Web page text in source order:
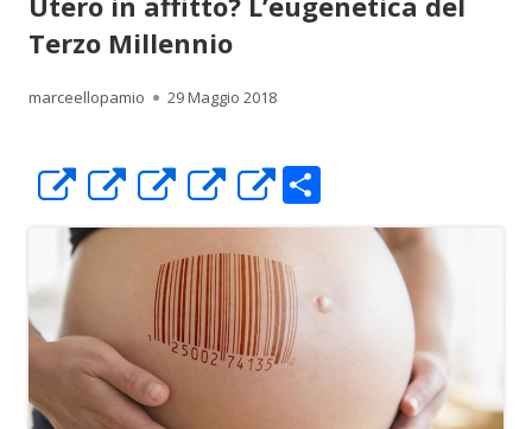
Terzo Millennio
Autore
marceellopamio Pubblicato
29 Maggio 2018
Apre
in
una
nuova
finestra
Apre
in
una
nuova
finestra
Apre
in
una
nuova
finestra
Apre
in
una
nuova
finestra
Apre
in
una
nuova
finestra
o
di
di